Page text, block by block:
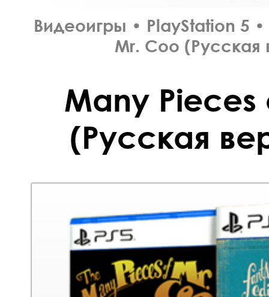
Видеоигры • PlayStation 5 •
Mr. Coo (Русская
Many Pieces
(Русская